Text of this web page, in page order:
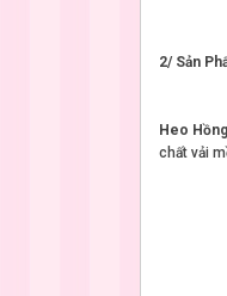
2/ Sản
Heo
chất vải